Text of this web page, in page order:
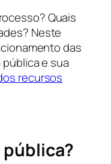
Quais
Neste
das
e sua
recursos